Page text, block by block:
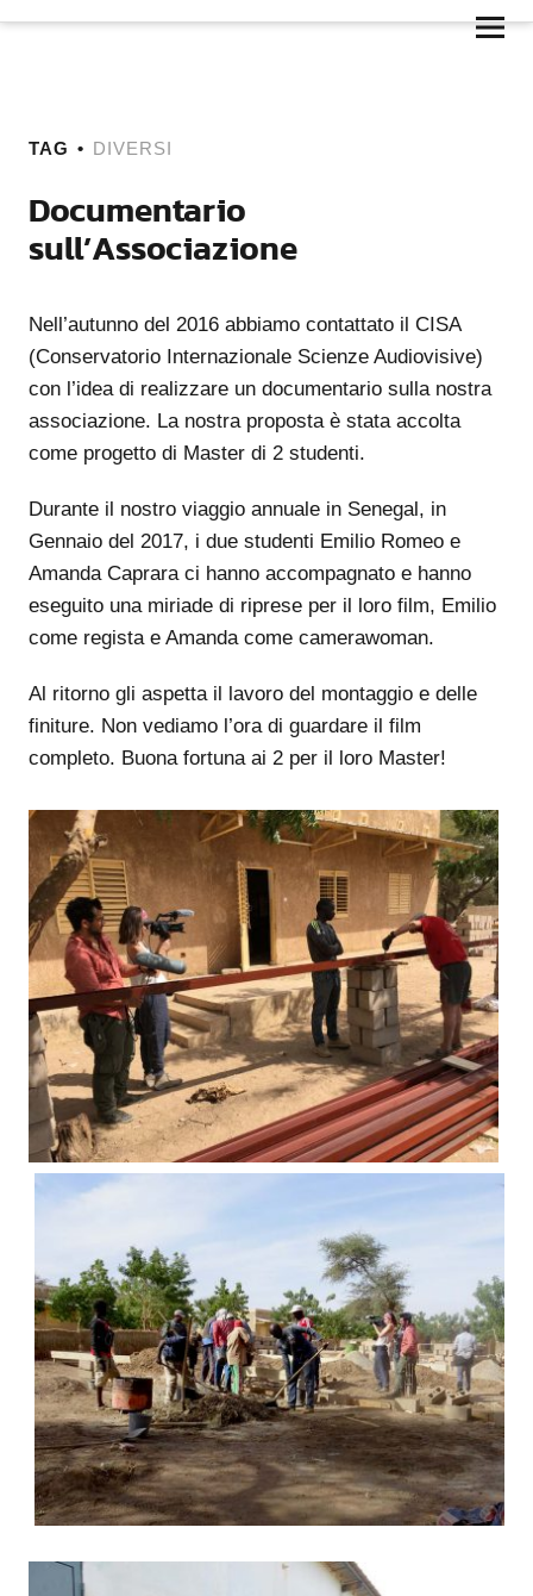
TAG DIVERSI
Documentario
sull’Associazione
Nell’autunno del 2016 abbiamo contattato il CISA
(Conservatorio Internazionale Scienze Audiovisive)
con l’idea di realizzare un documentario sulla nostra
associazione. La nostra proposta è stata accolta
come progetto di Master di 2 studenti.
Durante il nostro viaggio annuale in Senegal, in
Gennaio del 2017, i due studenti Emilio Romeo e
Amanda Caprara ci hanno accompagnato e hanno
eseguito una miriade di riprese per il loro film, Emilio
come regista e Amanda come camerawoman.
Al ritorno gli aspetta il lavoro del montaggio e delle
finiture. Non vediamo l’ora di guardare il film
completo. Buona fortuna ai 2 per il loro Master!